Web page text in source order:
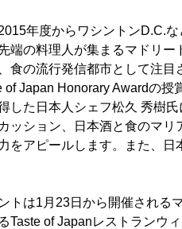
年度からワシントンD.C.
端の料理人が集まるマドリ
食の流行発信都市として注目
of Japan Honorary Awardの
した日本人シェフ松久 秀樹
ッション、日本酒と食のマ
をアピールします。また、
トは1月23日から開催される
Taste of Japanレストランウ